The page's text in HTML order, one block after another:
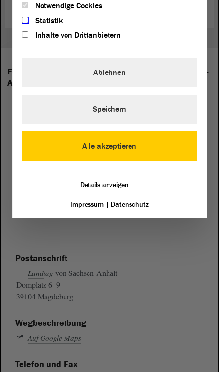
Folgende Fraktionen sind im Landtag von Sachsen-
Anhalt vertreten:
Postanschrift
Landtag von Sachsen-Anhalt
Domplatz 6–9
39104 Magdeburg
Wegbeschreibung
Auf Google Maps
Telefon und Fax
Notwendige Cookies
Statistik
Inhalte von Drittanbietern
Alle akzeptieren
Ablehnen
Speichern
Details anzeigen
Impressum| Datenschutz